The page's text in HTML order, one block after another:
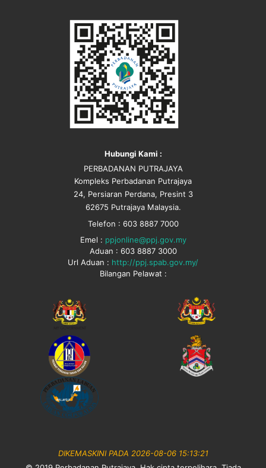
Hubungi Kami :
PERBADANAN PUTRAJAYA
Kompleks Perbadanan Putrajaya
24, Persiaran Perdana, Presint 3
62675 Putrajaya Malaysia.
Telefon : 603 8887 7000
Emel : ppjonline@ppj.gov.my
Aduan : 603 8887 3000
Url Aduan : http://ppj.spab.gov.my/
Bilangan Pelawat :
DIKEMASKINI PADA 2026-08-06 15:13:21